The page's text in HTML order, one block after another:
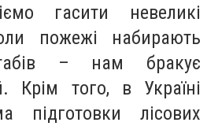
гасити невеликі
пожежі набирають
– нам бракує
Крім того, в Україні
підготовки лісових